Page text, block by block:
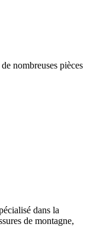
nombreuses pièces
dans la
de montagne,